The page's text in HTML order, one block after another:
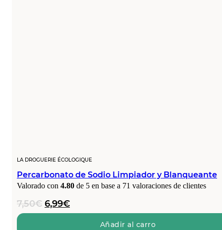
LA DROGUERIE ÉCOLOGIQUE
Percarbonato de Sodio Limpiador y Blanqueante
Valorado con 4.80 de 5 en base a 71 valoraciones de clientes
7,50€ El
precio
6,99€El
precio
Añadir al carro